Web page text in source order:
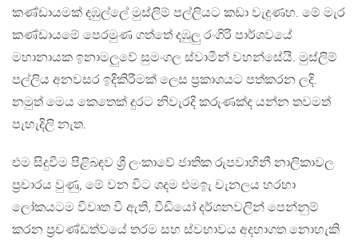
කණ්ඩායමක් දඹුල්ලේ මුස්ලිම් පල්ලියට කඩා වැදුණහ. මේ මැර
කණ්ඩායමේ පෙරමුණ ගත්තේ දඹුලු රංගිරි පාර්ශවයේ
මහානායක ඉනාමලුවේ සුමංගල ස්වාමීන් වහන්සේයි. මුස්ලිම්
පල්ලිය අනවසර ඉදිකිරීමක් ලෙස ප්‍රකාශයට පත්කරන ලදි.
නමුත් මෙය කෙතෙක් දුරට නිවැරදි කරුණක්ද යන්න තවමත්
පැහැදිලි නැත.
එම සිදුවීම පිළිබඳව ශ්‍රී ලංකාවේ ජාතික රුපවාහිනී නාලිකාවල
ප්‍රචාරය වුණු, මේ වන විට ශදම එමඉැ චැනලය හරහා
ලෝකයටම විවෘත වී ඇති, වීඩියෝ දර්ශනවලින් පෙන්නුම්
කරන ප්‍රචණ්ඩත්වයේ තරම සහ ස්වභාවය අදහාගත නොහැකි